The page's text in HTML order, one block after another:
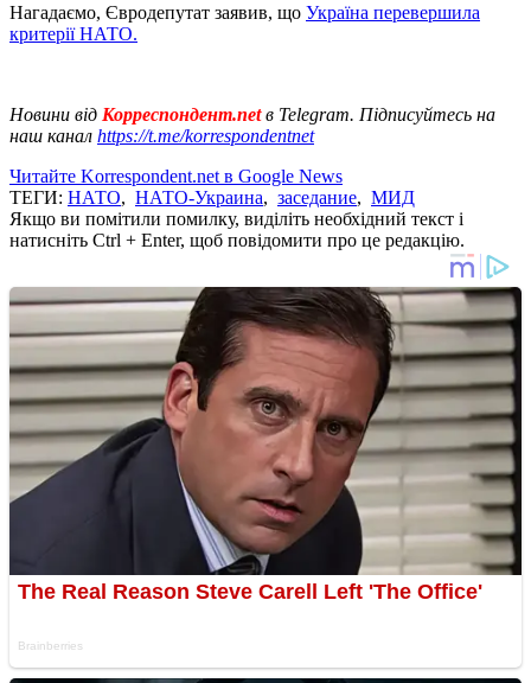
Нагадаємо, Євродепутат заявив, що Україна перевершила
критерії НАТО.
Новини від Корреспондент.netв Telegram. Підписуйтесь на
наш канал https://t.me/korrespondentnet
Читайте Korrespondent.net в Google News
ТЕГИ: НАТО, НАТО-Украина, заседание, МИД
Якщо ви помітили помилку, виділіть необхідний текст і
натисніть Ctrl + Enter, щоб повідомити про це редакцію.